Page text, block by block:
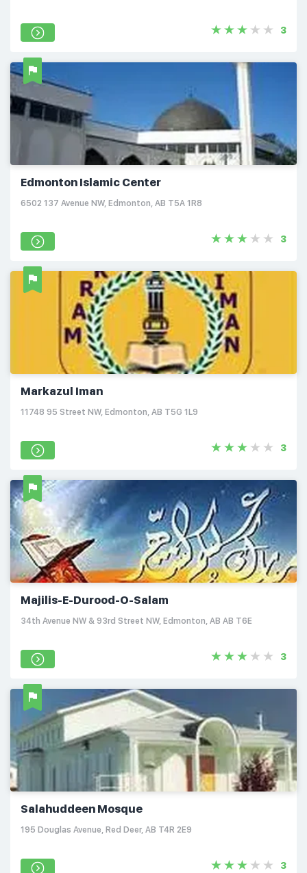
3
Edmonton Islamic Center
6502 137 Avenue NW, Edmonton, AB T5A 1R8
3
Markazul Iman
11748 95 Street NW, Edmonton, AB T5G 1L9
3
Majilis-E-Durood-O-Salam
34th Avenue NW & 93rd Street NW, Edmonton, AB AB T6E
3
Salahuddeen Mosque
195 Douglas Avenue, Red Deer, AB T4R 2E9
3